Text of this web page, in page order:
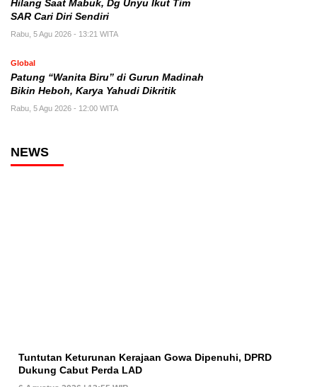
Hilang Saat Mabuk, Dg Unyu Ikut Tim
SAR Cari Diri Sendiri
Rabu, 5 Agu 2026 - 13:21 WITA
Global
Patung “Wanita Biru” di Gurun Madinah
Bikin Heboh, Karya Yahudi Dikritik
Rabu, 5 Agu 2026 - 12:00 WITA
NEWS
Tuntutan Keturunan Kerajaan Gowa Dipenuhi, DPRD
Dukung Cabut Perda LAD